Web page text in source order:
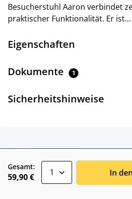
Besucherstuhl Aaron verbindet
praktischer Funktionalität. Er ist…
Eigenschaften
Dokumente 1
Sicherheitshinweise
Gesamt:
59,90 € In